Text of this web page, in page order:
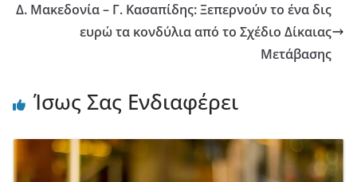
Δ. Μακεδονία – Γ. Κασαπίδης: Ξεπερνούν το ένα δις
ευρώ τα κονδύλια από το Σχέδιο Δίκαιας
Μετάβασης
Ίσως Σας Ενδιαφέρει